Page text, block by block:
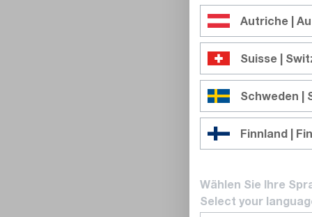
Autriche |
Suisse |
Schweden |
Finnland |
Wählen Sie Ihre
Select your